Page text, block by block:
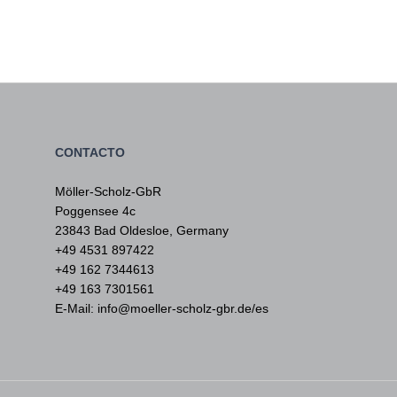
CONTACTO
Möller-Scholz-GbR
Poggensee 4c
23843 Bad Oldesloe, Germany
+49 4531 897422
+49 162 7344613
+49 163 7301561
E-Mail: info@moeller-scholz-gbr.de/es